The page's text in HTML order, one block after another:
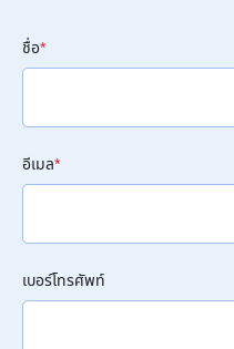
ชื่อ*
อีเมล*
เบอร์โทรศัพท์